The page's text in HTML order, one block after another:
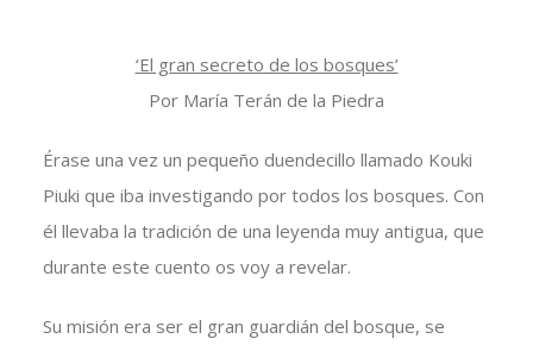
‘El gran secreto de los bosques’
Por María Terán de la Piedra
Érase una vez un pequeño duendecillo llamado Kouki
Piuki que iba investigando por todos los bosques. Con
él llevaba la tradición de una leyenda muy antigua, que
durante este cuento os voy a revelar.
Su misión era ser el gran guardián del bosque, se